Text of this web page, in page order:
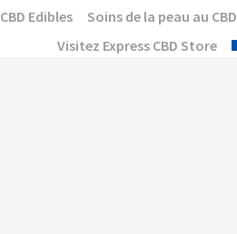
CBD Edibles Soins de la peau au CBD
Visitez Express CBD Store